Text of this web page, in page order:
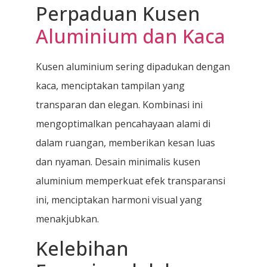
Perpaduan Kusen
Aluminium dan Kaca
Kusen aluminium sering dipadukan dengan
kaca, menciptakan tampilan yang
transparan dan elegan. Kombinasi ini
mengoptimalkan pencahayaan alami di
dalam ruangan, memberikan kesan luas
dan nyaman. Desain minimalis kusen
aluminium memperkuat efek transparansi
ini, menciptakan harmoni visual yang
menakjubkan.
Kelebihan